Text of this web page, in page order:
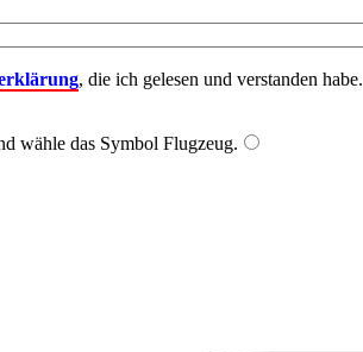
, die ich gelesen und verstanden habe.
wähle das Symbol Flugzeug.